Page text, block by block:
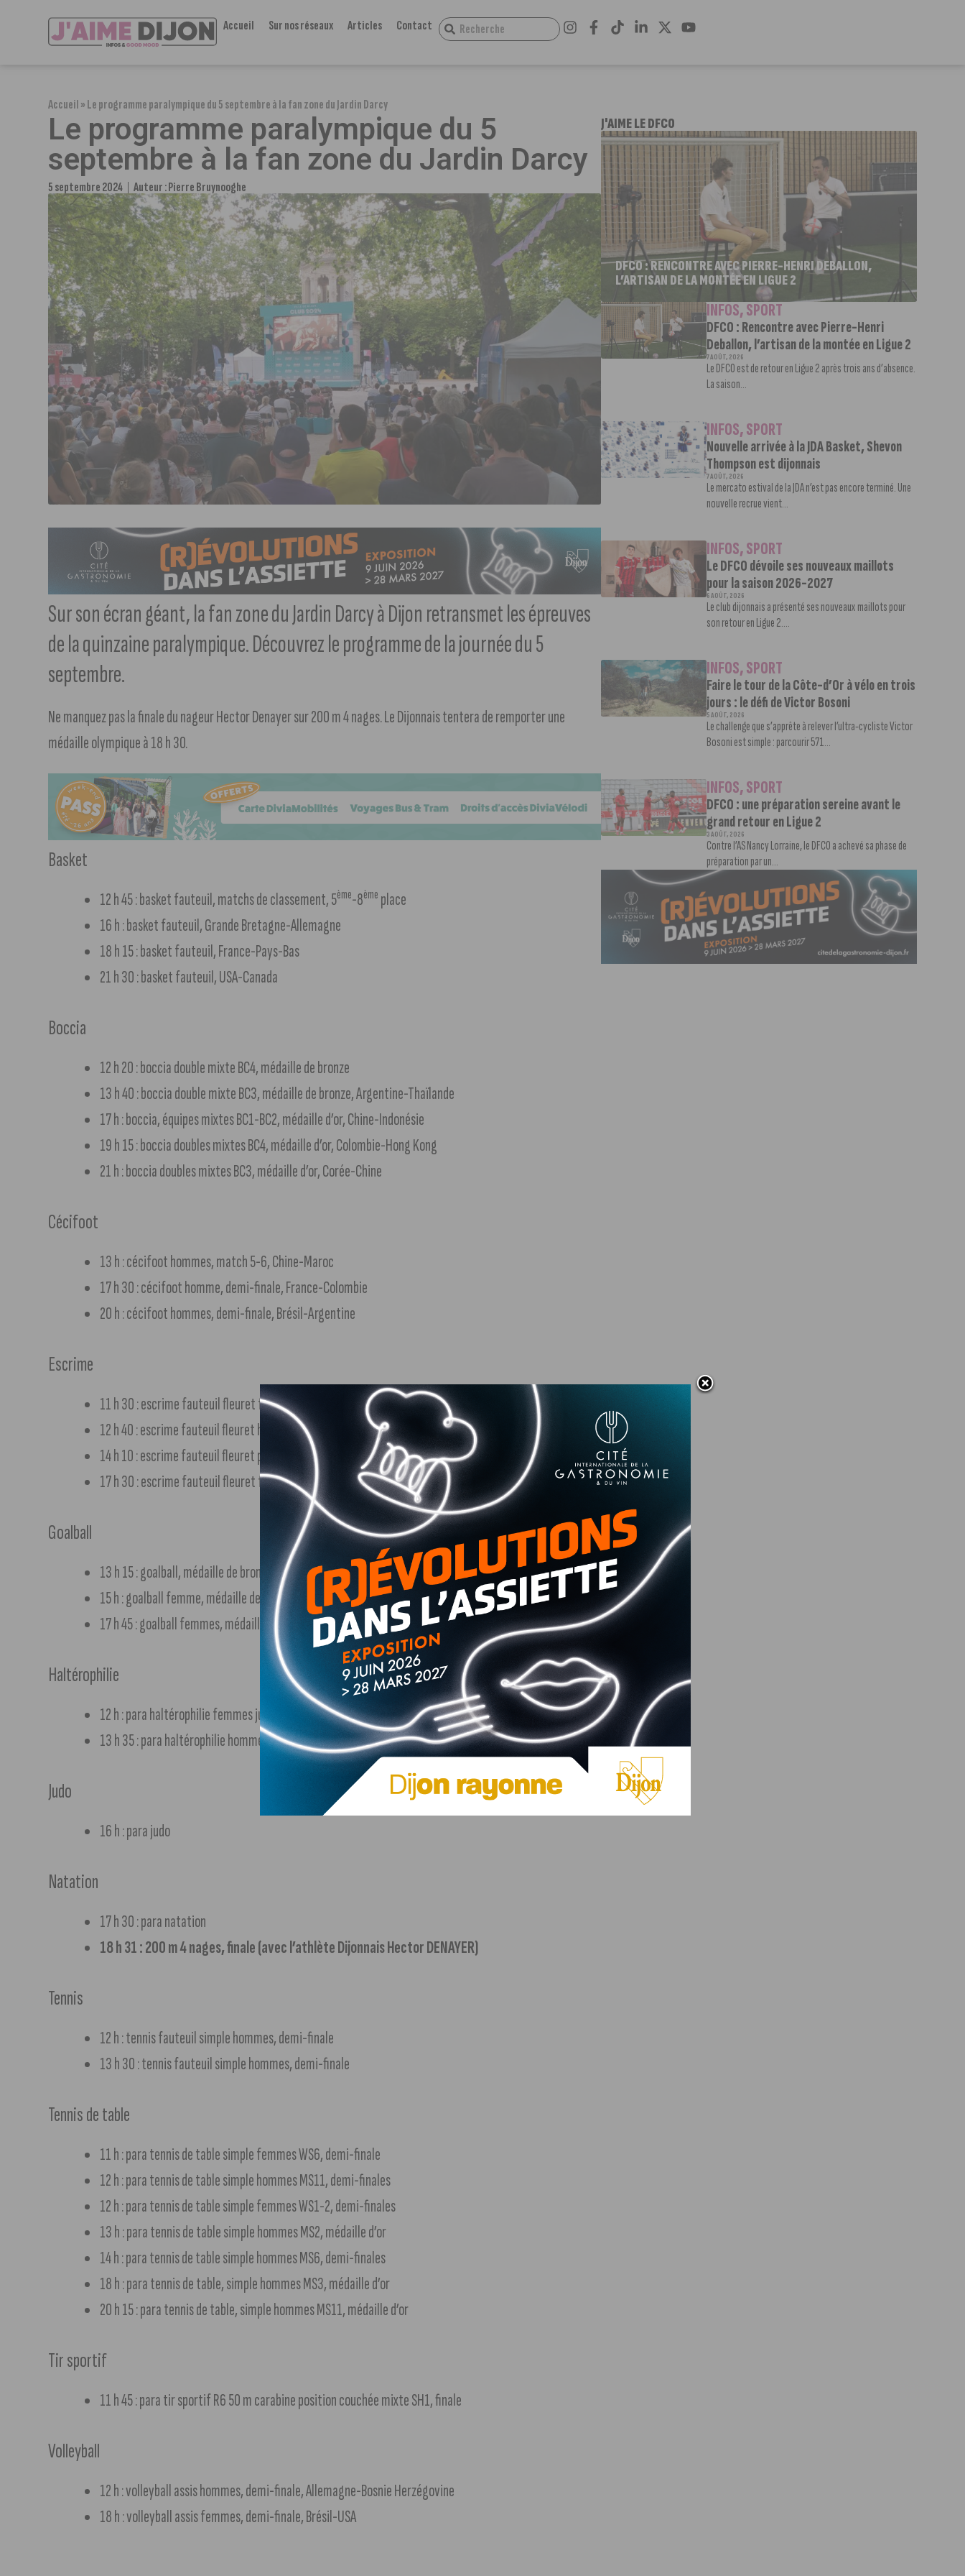
Accueil Sur nos réseaux Articles Contact
Accueil»Le programme paralympique du 5 septembre à la fan zone du Jardin Darcy
Le programme paralympique du 5
septembre à la fan zone du Jardin Darcy
5 septembre 2024 Auteur :Pierre Bruynooghe
Sur son écran géant, la fan zone du Jardin Darcy à Dijon retransmet les épreuves
de la quinzaine paralympique. Découvrez le programme de la journée du 5
septembre.
Ne manquez pas la finale du nageur Hector Denayer sur 200 m 4 nages. Le Dijonnais tentera de remporter une
médaille olympique à 18 h 30.
Basket
12 h 45 : basket fauteuil, matchs de classement, 5ème-8ème place
16 h : basket fauteuil, Grande Bretagne-Allemagne
18 h 15 : basket fauteuil, France-Pays-Bas
21 h 30 : basket fauteuil, USA-Canada
Boccia
12 h 20 : boccia double mixte BC4, médaille de bronze
13 h 40 : boccia double mixte BC3, médaille de bronze, Argentine-Thaïlande
17 h : boccia, équipes mixtes BC1-BC2, médaille d’or, Chine-Indonésie
19 h 15 : boccia doubles mixtes BC4, médaille d’or, Colombie-Hong Kong
21 h : boccia doubles mixtes BC3, médaille d’or, Corée-Chine
Cécifoot
13 h : cécifoot hommes, match 5-6, Chine-Maroc
17 h 30 : cécifoot homme, demi-finale, France-Colombie
20 h : cécifoot hommes, demi-finale, Brésil-Argentine
Escrime
11 h 30 : escrime fauteuil fleuret femmes par équipe, quart de finale
12 h 40 : escrime fauteuil fleuret hommes par équipes, quart de finale
14 h 10 : escrime fauteuil fleuret par équipes, demi-finales
17 h 30 : escrime fauteuil fleuret femmes par équipes, finale
Goalball
13 h 15 : goalball, médaille de bronze, Chine-Brésil
15 h : goalball femme, médaille de bronze, Chine-Brésil
17 h 45 : goalball femmes, médaille d’or, Israël-Turquie
Haltérophilie
12 h : para haltérophilie femmes jusqu’à 50 kg, finale
13 h 35 : para haltérophilie hommes jusqu’à 59 kg, finale
Judo
16 h : para judo
Natation
17 h 30 : para natation
18 h 31 : 200 m 4 nages, finale (avec l’athlète Dijonnais Hector DENAYER)
Tennis
12 h : tennis fauteuil simple hommes, demi-finale
13 h 30 : tennis fauteuil simple hommes, demi-finale
Tennis de table
11 h : para tennis de table simple femmes WS6, demi-finale
12 h : para tennis de table simple hommes MS11, demi-finales
12 h : para tennis de table simple femmes WS1-2, demi-finales
13 h : para tennis de table simple hommes MS2, médaille d’or
14 h : para tennis de table simple hommes MS6, demi-finales
18 h : para tennis de table, simple hommes MS3, médaille d’or
20 h 15 : para tennis de table, simple hommes MS11, médaille d’or
Tir sportif
11 h 45 : para tir sportif R6 50 m carabine position couchée mixte SH1, finale
Volleyball
12 h : volleyball assis hommes, demi-finale, Allemagne-Bosnie Herzégovine
18 h : volleyball assis femmes, demi-finale, Brésil-USA
J'AIME LE DFCO
DFCO : RENCONTRE AVEC PIERRE-HENRI DEBALLON,
L’ARTISAN DE LA MONTÉE EN LIGUE 2
INFOS,SPORT
DFCO : Rencontre avec Pierre-Henri
Deballon, l’artisan de la montée en Ligue 2
7 AOÛT, 2026
Le DFCO est de retour en Ligue 2 après trois ans d’absence.
La saison...
INFOS,SPORT
Nouvelle arrivée à la JDA Basket, Shevon
Thompson est dijonnais
7 AOÛT, 2026
Le mercato estival de la JDA n’est pas encore terminé. Une
nouvelle recrue vient...
INFOS,SPORT
Le DFCO dévoile ses nouveaux maillots
pour la saison 2026-2027
6 AOÛT, 2026
Le club dijonnais a présenté ses nouveaux maillots pour
son retour en Ligue 2....
INFOS,SPORT
Faire le tour de la Côte-d’Or à vélo en trois
jours : le défi de Victor Bosoni
5 AOÛT, 2026
Le challenge que s’apprête à relever l’ultra-cycliste Victor
Bosoni est simple : parcourir 571...
INFOS,SPORT
DFCO : une préparation sereine avant le
grand retour en Ligue 2
3 AOÛT, 2026
Contre l’AS Nancy Lorraine, le DFCO a achevé sa phase de
préparation par un...